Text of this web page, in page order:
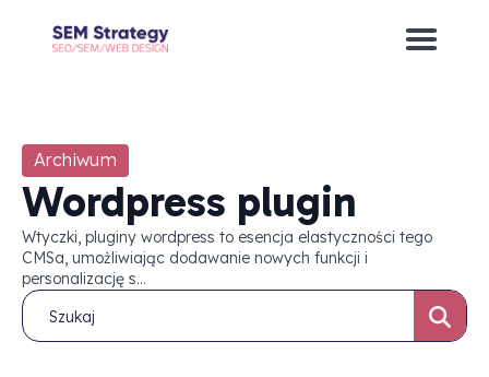
Archiwum
Wordpress plugin
Wtyczki, pluginy wordpress to esencja elastyczności tego
CMSa, umożliwiając dodawanie nowych funkcji i
personalizację s...